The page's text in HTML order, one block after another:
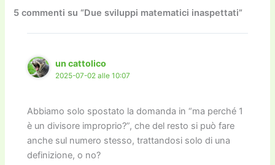
o
o
k
o
n
m n
k
n di
5 commenti su “Due sviluppi matematici inaspettati”
un cattolico
2025-07-02 alle 10:07
Abbiamo solo spostato la domanda in “ma perché 1
è un divisore improprio?”, che del resto si può fare
anche sul numero stesso, trattandosi solo di una
definizione, o no?